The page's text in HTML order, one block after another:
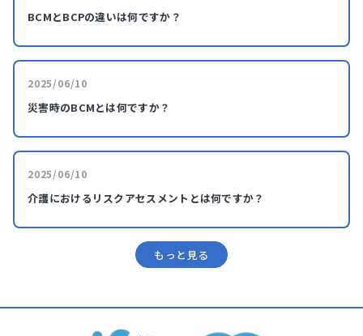
BCMとBCPの違いは何ですか？
2025/06/10
災害時のBCMとは何ですか？
2025/06/10
介護におけるリスクアセスメントとは何ですか？
もっと⾒る